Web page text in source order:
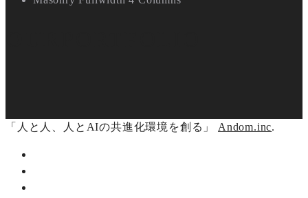
「人と人、人とAIの共進化環境を創る」 Andom.inc.